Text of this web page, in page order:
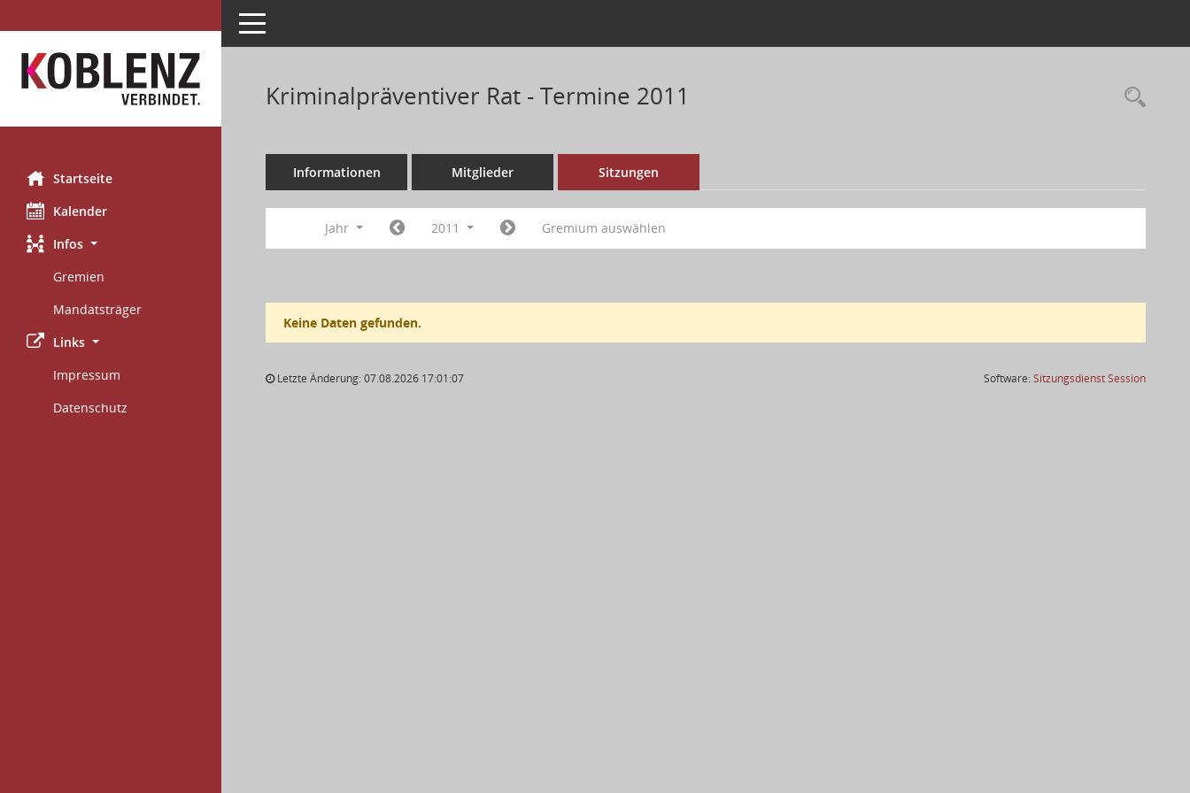
Startseite
Kalender
Infos
Gremien
Mandatsträger
Links
Impressum
Datenschutz
Toggle navigation
Kriminalpräventiver Rat - Termine 2011
Informationen Mitglieder Sitzungen
Jahr 2011 Gremium auswählen
Keine Daten gefunden.
Letzte Änderung: 07.08.2026 17:01:07 Software:SitzungsdienstSession(Wird in